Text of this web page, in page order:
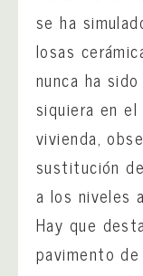
se ha
losas
nunca ha
siquiera en
vivienda,
sustitución
a los niveles
Hay que
pavimento